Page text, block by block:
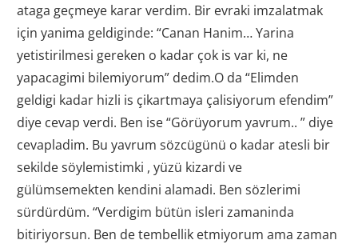
ataga geçmeye karar verdim. Bir evraki imzalatmak
için yanima geldiginde: “Canan Hanim… Yarina
yetistirilmesi gereken o kadar çok is var ki, ne
yapacagimi bilemiyorum” dedim.O da “Elimden
geldigi kadar hizli is çikartmaya çalisiyorum efendim”
diye cevap verdi. Ben ise “Görüyorum yavrum.. ” diye
cevapladim. Bu yavrum sözcügünü o kadar atesli bir
sekilde söylemistimki , yüzü kizardi ve
gülümsemekten kendini alamadi. Ben sözlerimi
sürdürdüm. “Verdigim bütün isleri zamaninda
bitiriyorsun. Ben de tembellik etmiyorum ama zaman